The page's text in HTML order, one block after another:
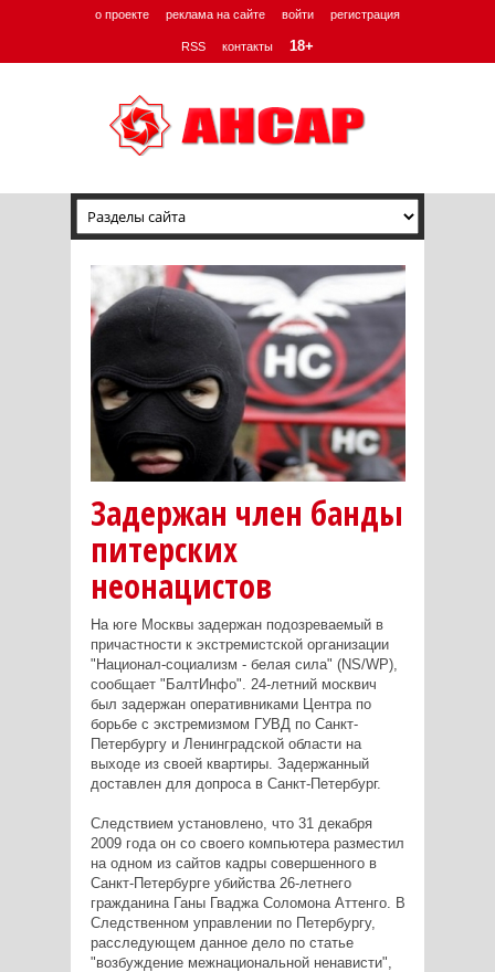
о проекте реклама на сайте войти регистрация
RSS контакты 18+
Задержан член банды
питерских
неонацистов
На юге Москвы задержан подозреваемый в
причастности к экстремистской организации
"Национал-социализм - белая сила" (NS/WP),
сообщает "БалтИнфо". 24-летний москвич
был задержан оперативниками Центра по
борьбе с экстремизмом ГУВД по Санкт-
Петербургу и Ленинградской области на
выходе из своей квартиры. Задержанный
доставлен для допроса в Санкт-Петербург.
Следствием установлено, что 31 декабря
2009 года он со своего компьютера разместил
на одном из сайтов кадры совершенного в
Санкт-Петербурге убийства 26-летнего
гражданина Ганы Гваджа Соломона Аттенго. В
Следственном управлении по Петербургу,
расследующем данное дело по статье
"возбуждение межнациональной ненависти",